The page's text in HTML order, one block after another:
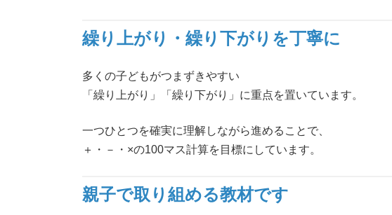
繰り上がり・繰り下がりを丁寧に
多くの子どもがつまずきやすい
「繰り上がり」「繰り下がり」に重点を置いています。
一つひとつを確実に理解しながら進めることで、
＋・－・×の100マス計算を目標にしています。
親子で取り組める教材です